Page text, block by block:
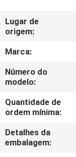
NÓS
EXCURSÃO
DA
FÁBRICA
CONTROLE
DA
Lugar de
origem:
Marca:
Número do
modelo:
Quantidade de
ordem mínima:
Detalhes da
embalagem: